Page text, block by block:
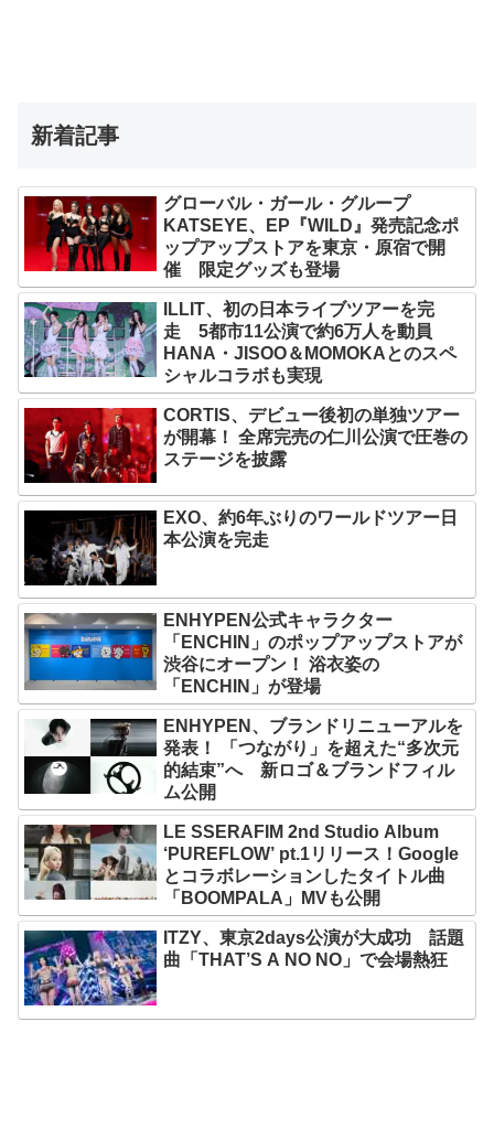
新着記事
グローバル・ガール・グループ
KATSEYE、EP『WILD』発売記念ポ
ップアップストアを東京・原宿で開
催 限定グッズも登場
ILLIT、初の日本ライブツアーを完
走 5都市11公演で約6万人を動員
HANA・JISOO＆MOMOKAとのスペ
シャルコラボも実現
CORTIS、デビュー後初の単独ツアー
が開幕！ 全席完売の仁川公演で圧巻の
ステージを披露
EXO、約6年ぶりのワールドツアー日
本公演を完走
ENHYPEN公式キャラクター
「ENCHIN」のポップアップストアが
渋谷にオープン！ 浴衣姿の
「ENCHIN」が登場
ENHYPEN、ブランドリニューアルを
発表！ 「つながり」を超えた“多次元
的結束”へ 新ロゴ＆ブランドフィル
ム公開
LE SSERAFIM 2nd Studio Album
‘PUREFLOW’ pt.1リリース！Google
とコラボレーションしたタイトル曲
「BOOMPALA」MVも公開
ITZY、東京2days公演が大成功 話題
曲「THAT’S A NO NO」で会場熱狂